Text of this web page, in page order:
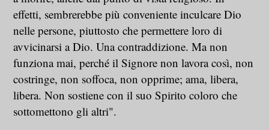
effetti, sembrerebbe più conveniente inculcare Dio
nelle persone, piuttosto che permettere loro di
avvicinarsi a Dio. Una contraddizione. Ma non
funziona mai, perché il Signore non lavora così, non
costringe, non soffoca, non opprime; ama, libera,
libera. Non sostiene con il suo Spirito coloro che
sottomettono gli altri".